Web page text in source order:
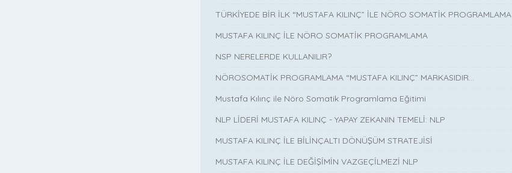
TÜRKİYEDE BİR İLK “MUSTAFA KILINÇ” İLE NÖRO SOMATİK PROGRAMLAMA
MUSTAFA KILINÇ İLE NÖRO SOMATİK PROGRAMLAMA
NSP NERELERDE KULLANILIR?
NÖROSOMATİK PROGRAMLAMA “MUSTAFA KILINÇ” MARKASIDIR…
Mustafa Kılınç ile Nöro Somatik Programlama Eğitimi
NLP LİDERİ MUSTAFA KILINÇ - YAPAY ZEKANIN TEMELİ: NLP
MUSTAFA KILINÇ İLE BİLİNÇALTI DÖNÜŞÜM STRATEJİSİ
MUSTAFA KILINÇ İLE DEĞİŞİMİN VAZGEÇİLMEZİ NLP